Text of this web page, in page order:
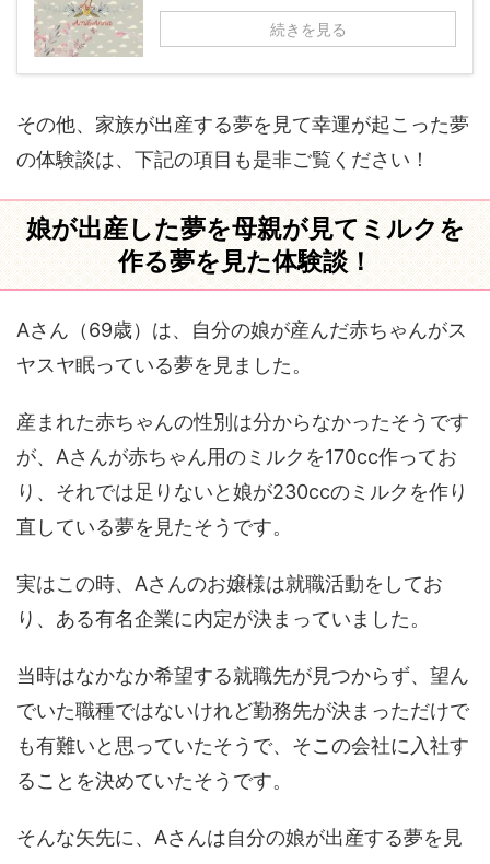
続きを見る
その他、家族が出産する夢を見て幸運が起こった夢
の体験談は、下記の項目も是非ご覧ください！
娘が出産した夢を母親が見てミルクを
作る夢を見た体験談！
Aさん（69歳）は、自分の娘が産んだ赤ちゃんがス
ヤスヤ眠っている夢を見ました。
産まれた赤ちゃんの性別は分からなかったそうです
が、Aさんが赤ちゃん用のミルクを170cc作ってお
り、それでは足りないと娘が230ccのミルクを作り
直している夢を見たそうです。
実はこの時、Aさんのお嬢様は就職活動をしてお
り、ある有名企業に内定が決まっていました。
当時はなかなか希望する就職先が見つからず、望ん
でいた職種ではないけれど勤務先が決まっただけで
も有難いと思っていたそうで、そこの会社に入社す
ることを決めていたそうです。
そんな矢先に、Aさんは自分の娘が出産する夢を見